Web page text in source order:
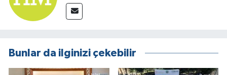
Bunlar da ilginizi çekebilir